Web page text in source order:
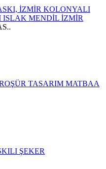
İZMİR KOLONYALI
MENDİL İZMİR
TASARIM MATBAA
ŞEKER